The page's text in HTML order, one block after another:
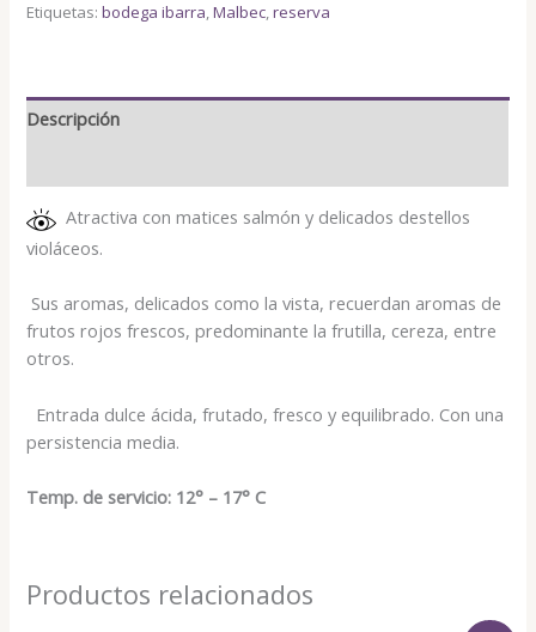
Etiquetas:bodega ibarra,Malbec,reserva
Descripción
Atractiva con matices salmón y delicados destellos
violáceos.
Sus aromas, delicados como la vista, recuerdan aromas de
frutos rojos frescos, predominante la frutilla, cereza, entre
otros.
Entrada dulce ácida, frutado, fresco y equilibrado. Con una
persistencia media.
Temp. de servicio: 12° – 17° C
Productos relacionados